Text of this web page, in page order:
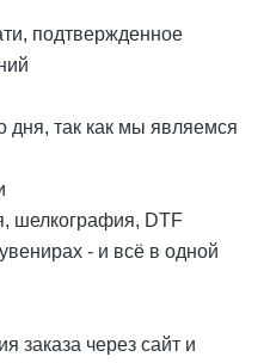
подтвержденное
дня, так как мы являемся
шелкография, DTF
- и всё в одной
заказа через сайт и